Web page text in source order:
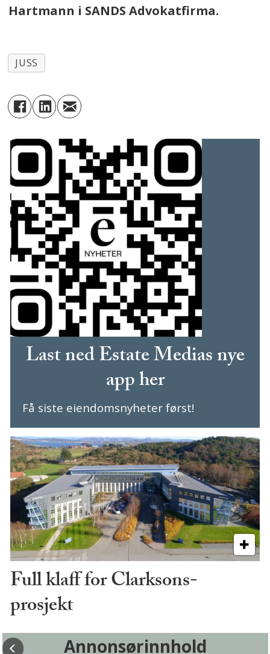
Hartmann i SANDS Advokatfirma.
JUSS
Last ned Estate Medias nye
app her
Få siste eiendomsnyheter først!
Full klaff for Clarksons-
prosjekt
Annonsørinnhold